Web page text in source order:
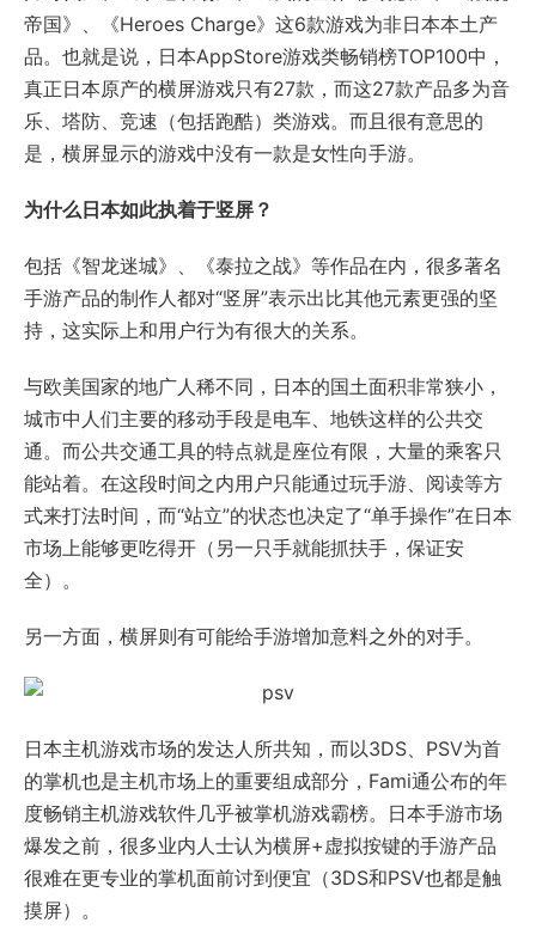
帝国》、《Heroes Charge》这6款游戏为非日本本土产
品。也就是说，日本AppStore游戏类畅销榜TOP100中，
真正日本原产的横屏游戏只有27款，而这27款产品多为音
乐、塔防、竞速（包括跑酷）类游戏。而且很有意思的
是，横屏显示的游戏中没有一款是女性向手游。
为什么日本如此执着于竖屏？
包括《智龙迷城》、《泰拉之战》等作品在内，很多著名
手游产品的制作人都对“竖屏”表示出比其他元素更强的坚
持，这实际上和用户行为有很大的关系。
与欧美国家的地广人稀不同，日本的国土面积非常狭小，
城市中人们主要的移动手段是电车、地铁这样的公共交
通。而公共交通工具的特点就是座位有限，大量的乘客只
能站着。在这段时间之内用户只能通过玩手游、阅读等方
式来打法时间，而“站立”的状态也决定了“单手操作”在日本
市场上能够更吃得开（另一只手就能抓扶手，保证安
全）。
另一方面，横屏则有可能给手游增加意料之外的对手。
日本主机游戏市场的发达人所共知，而以3DS、PSV为首
的掌机也是主机市场上的重要组成部分，Fami通公布的年
度畅销主机游戏软件几乎被掌机游戏霸榜。日本手游市场
爆发之前，很多业内人士认为横屏+虚拟按键的手游产品
很难在更专业的掌机面前讨到便宜（3DS和PSV也都是触
摸屏）。